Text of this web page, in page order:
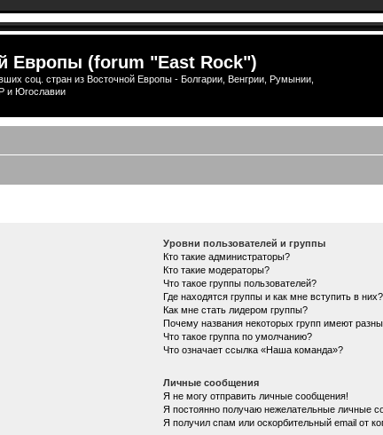
Европы (forum "East Rock")
соц. стран из Восточной Европы - Болгарии, Венгрии, Румынии,
и Югославии
Уровни пользователей и группы
Кто такие администраторы?
Кто такие модераторы?
Что такое группы пользователей?
Где находятся группы и как мне вступить в них?
Как мне стать лидером группы?
Почему названия некоторых групп имеют
Что такое группа по умолчанию?
Что означает ссылка «Наша команда»?
Личные сообщения
Я не могу отправить личные сообщения!
Я постоянно получаю нежелательные личные
Я получил спам или оскорбительный email от